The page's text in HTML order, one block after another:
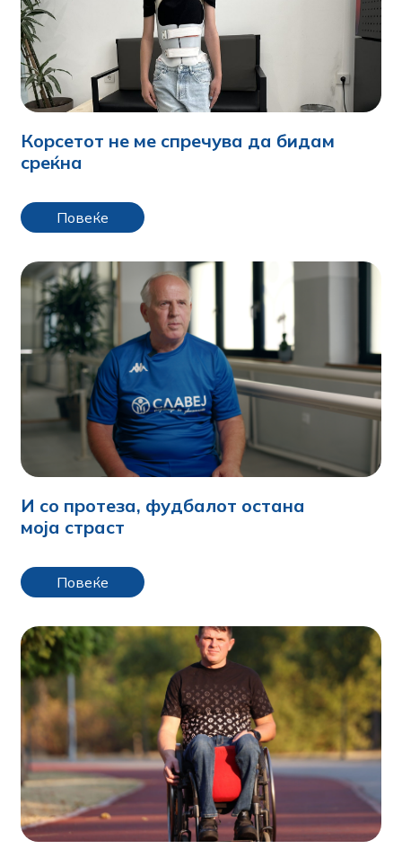
Корсетот не ме спречува да бидам
среќна
Повеќе
И со протеза, фудбалот остана
моја страст
Повеќе